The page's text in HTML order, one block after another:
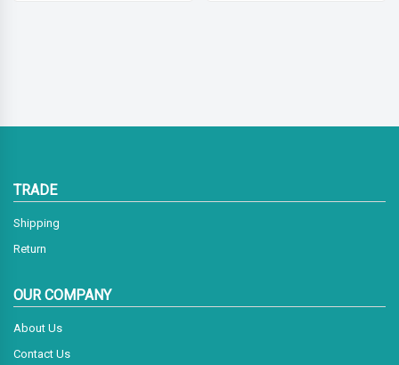
TRADE
Shipping
Return
OUR COMPANY
About Us
Contact Us